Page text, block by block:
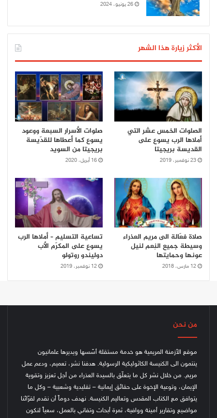
26 يونيو، 2024
الأكثر زيارة هذا الشهر
الصلوات الخمس عشر التي
أملاها الرب يسوع على
القديسة بريجيتا
23 نوفمبر، 2019
صلوات الأسرار السبعة ووعود
يسوع كما أعطاها للقدّيسة
بريجيتا من السويد
16 أبريل، 2020
صلاة فعّالة الى مريم العذراء
وسيطة جميع النِعم لنيل
عونها وحمايتها
12 مارس، 2018
تساعية التسليم – أملاها الرب
يسوع على المكرّم الأب
دوليندو روتولو
12 نوفمبر، 2019
من نحن
موقع الأزمنة المريمية هو خدمة مستقلة أسّسها ويديرها علمانيون
ينتمون الى الكنيسة الكاثوليكية الرسولية. هدفنا نشر، تعميم، ودعم عمل
مريم. من خلال نشر كل ما يتعلّق بالسيدة العذراء من أجل تعزيز وتقوية
الإيمان، وتوعية الإخوة على حقائق إيمانية – تقليدية وشعبية – وكل ما
يتوافق مع الكتاب المقدس وتعاليم الكنيسة. نهدف دوماً أن نقدم لقرّائنا
مواضيع وتقارير أمينة ووافية، ثمرة أبحاث وتفاني بالعمل، سعياً لنكون